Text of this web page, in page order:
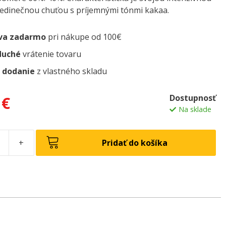
chuťou s príjemnými tónmi kakaa.
zadarmopri nákupe od 100€
vrátenie tovaru
dodanie z vlastného skladu
€ Dostupnosť
Na sklade
+ Pridať do košíka